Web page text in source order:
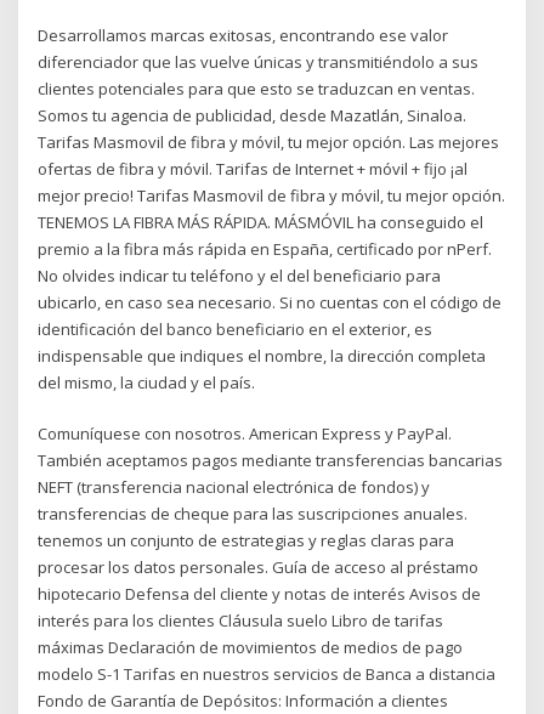
Desarrollamos marcas exitosas, encontrando ese valor
diferenciador que las vuelve únicas y transmitiéndolo a sus
clientes potenciales para que esto se traduzcan en ventas.
Somos tu agencia de publicidad, desde Mazatlán, Sinaloa.
Tarifas Masmovil de fibra y móvil, tu mejor opción. Las mejores
ofertas de fibra y móvil. Tarifas de Internet + móvil + fijo ¡al
mejor precio! Tarifas Masmovil de fibra y móvil, tu mejor opción.
TENEMOS LA FIBRA MÁS RÁPIDA. MÁSMÓVIL ha conseguido el
premio a la fibra más rápida en España, certificado por nPerf.
No olvides indicar tu teléfono y el del beneficiario para
ubicarlo, en caso sea necesario. Si no cuentas con el código de
identificación del banco beneficiario en el exterior, es
indispensable que indiques el nombre, la dirección completa
del mismo, la ciudad y el país.
Comuníquese con nosotros. American Express y PayPal.
También aceptamos pagos mediante transferencias bancarias
NEFT (transferencia nacional electrónica de fondos) y
transferencias de cheque para las suscripciones anuales.
tenemos un conjunto de estrategias y reglas claras para
procesar los datos personales. Guía de acceso al préstamo
hipotecario Defensa del cliente y notas de interés Avisos de
interés para los clientes Cláusula suelo Libro de tarifas
máximas Declaración de movimientos de medios de pago
modelo S-1 Tarifas en nuestros servicios de Banca a distancia
Fondo de Garantía de Depósitos: Información a clientes